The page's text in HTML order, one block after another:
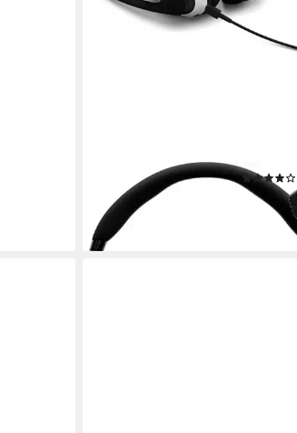
H3 Hybrid Gaming-Headset
49,39 €
in 4-5 Werktagen bei dir